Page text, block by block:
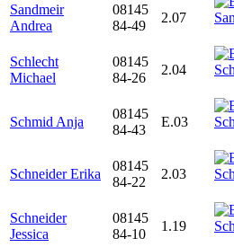
Sandmeir
Andrea
08145
84-49
2.07
Schlecht
Michael
08145
84-26
2.04
Schmid Anja
08145
84-43
E.03
Schneider Erika
08145
84-22
2.03
Schneider
Jessica
08145
84-10
1.19